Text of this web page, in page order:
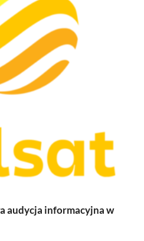
audycja informacyjna w